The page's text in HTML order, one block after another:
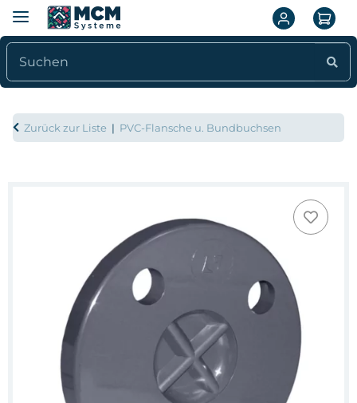
Zurück zur Liste PVC-Flansche u. Bundbuchsen